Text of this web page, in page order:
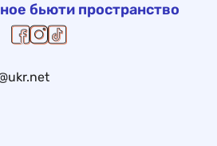
бьюти пространство